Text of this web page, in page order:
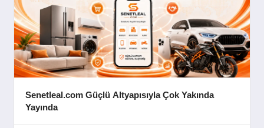
Senetleal.com Güçlü Altyapısıyla Çok Yakında
Yayında